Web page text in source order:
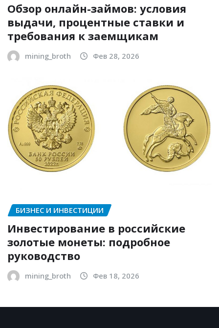
Обзор онлайн-займов: условия
выдачи, процентные ставки и
требования к заемщикам
mining_broth Фев 28, 2026
БИЗНЕС И ИНВЕСТИЦИИ
Инвестирование в российские
золотые монеты: подробное
руководство
mining_broth Фев 18, 2026